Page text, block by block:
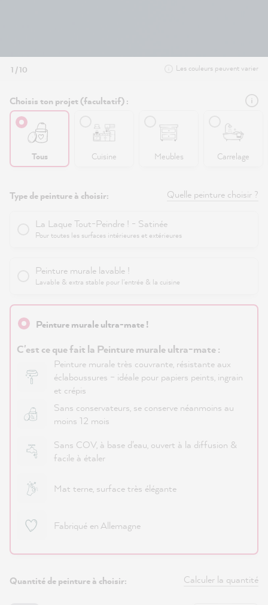
1 / 10 Les couleurs peuvent varier
Choisis ton projet (facultatif) :
Tous Cuisine Meubles Carrelage
Type de peinture à choisir: Quelle peinture choisir ?
La Laque Tout-Peindre ! - Satinée
Pour toutes les surfaces intérieures et extérieures
Peinture murale lavable !
Lavable & extra stable pour l'entrée & la cuisine
Peinture murale ultra-mate !
C'est ce que fait la Peinture murale ultra-mate :
Peinture murale très couvrante, résistante aux
éclaboussures – idéale pour papiers peints, ingrain
et crépis
Sans conservateurs, se conserve néanmoins au
moins 12 mois
Sans COV, à base d'eau, ouvert à la diffusion &
facile à étaler
Mat terne, surface très élégante
Fabriqué en Allemagne
Quantité de peinture à choisir: Calculer la quantité